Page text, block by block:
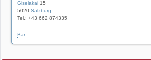
Giselakai 15
5020 Salzburg
Tel.: +43 662 874335
Bar